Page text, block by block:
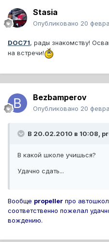
Stasia
Опубликовано 20
DOC71, рады знакомству!
на встречи!
Bezbamperov
Опубликовано 20
В 20.02.2010 в 10:08,
В какой школе учишься?
Удачно сдать...
Вообще propeller про
соответственно пожелал
вождению.